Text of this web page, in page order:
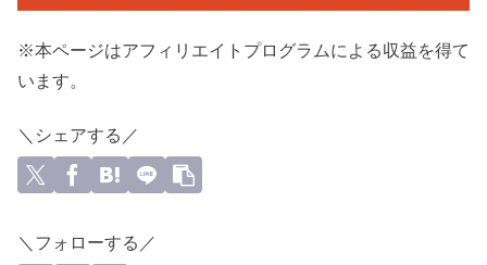
※本ページはアフィリエイトプログラムによる収益を得て
います。
＼シェアする／
＼フォローする／